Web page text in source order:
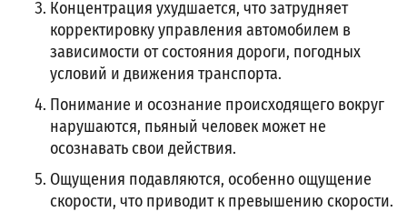
Концентрация ухудшается, что затрудняет
корректировку управления автомобилем в
зависимости от состояния дороги, погодных
условий и движения транспорта.
Понимание и осознание происходящего вокруг
нарушаются, пьяный человек может не
осознавать свои действия.
Ощущения подавляются, особенно ощущение
скорости, что приводит к превышению скорости.